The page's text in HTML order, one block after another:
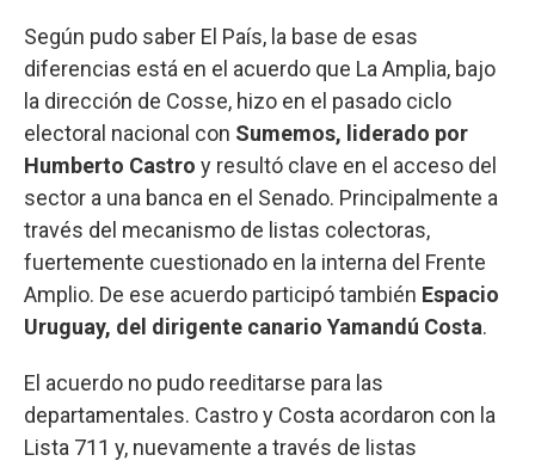
Según pudo saber El País, la base de esas
diferencias está en el acuerdo que La Amplia, bajo
la dirección de Cosse, hizo en el pasado ciclo
electoral nacional con Sumemos, liderado por
Humberto Castro y resultó clave en el acceso del
sector a una banca en el Senado. Principalmente a
través del mecanismo de listas colectoras,
fuertemente cuestionado en la interna del Frente
Amplio. De ese acuerdo participó también Espacio
Uruguay, del dirigente canario Yamandú Costa.
El acuerdo no pudo reeditarse para las
departamentales. Castro y Costa acordaron con la
Lista 711 y, nuevamente a través de listas